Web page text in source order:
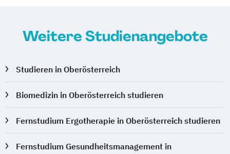
Weitere Studienangebote
Studieren in Oberösterreich
Biomedizin in Oberösterreich studieren
Fernstudium Ergotherapie in Oberösterreich studieren
Fernstudium Gesundheitsmanagement in